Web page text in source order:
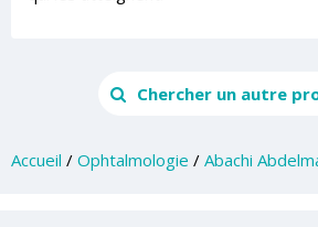
Chercher un autre
Accueil / Ophtalmologie / Abachi